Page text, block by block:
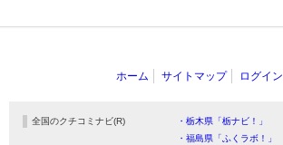
ホーム サイトマップ ログイン
全国のクチコミナビ(R) ・栃木県「栃ナビ！」
・福島県「ふくラボ！」